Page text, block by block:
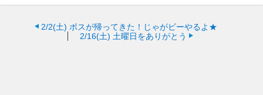
2/2(土) ボスが帰ってきた！じゃがビーやるよ★
2/16(土) 土曜日をありがとう